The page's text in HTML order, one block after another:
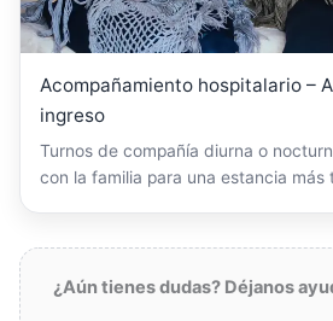
Acompañamiento hospitalario –
ingreso
Turnos de compañía diurna o
con la familia para una estancia más
¿Aún tienes dudas? Déjanos